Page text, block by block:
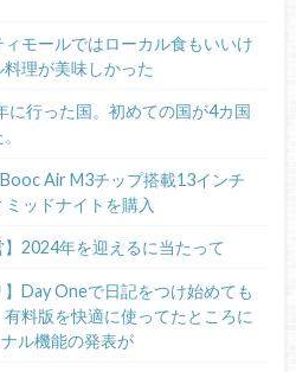
ィモールではローカル食もいいけ
理が美味しかった
に行った国。初めての国が4カ国
Air M3チップ搭載13インチ
ッドナイトを購入
】2024年を迎えるに当たって
】Day Oneで日記をつけ始めても
料版を快適に使ってたところに
ル機能の発表が